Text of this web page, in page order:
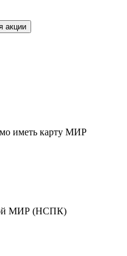
акции
иметь карту МИР
МИР (НСПК)